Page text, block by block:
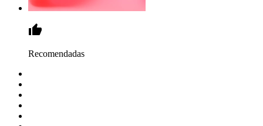
Recomendadas